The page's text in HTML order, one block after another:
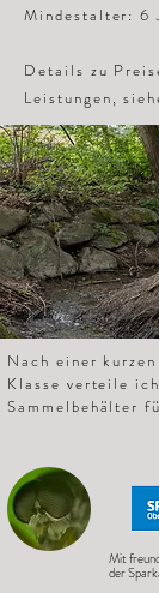
Mindestalter: 6
Details zu
Leistungen,
Nach einer
Klasse verteile
Sammelbehälter
wichtig für die
Nacktschnecken
man nicht mehr
kleben fest.
Behälter passt.
Mit
der